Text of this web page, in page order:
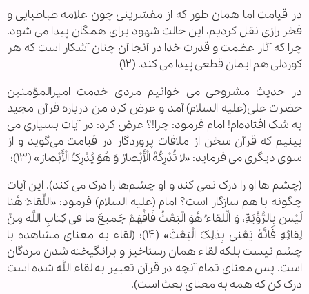
در قیامت اما همان طور که از مفسّرینی چون علامه طباطبایی و
فخر رازی نقل کردیم، این حالت شهود برای همگان پیدا می شود.
چرا که آثار عظمت و قدرت خدا در آنجا آن چنان آشکار است که هر
کوردلی هم ایمان قطعی پیدا می کند. (۱۲)
در حدیث مشروحی می خوانیم مردی خدمت امیرالمؤمنین
حضرت علی(علیه السلام) آمد و عرض کرد من درباره قرآن مجید
به شک افتاده‌ام! امام فرمود: چرا!؟ عرض کرد: در آیات بسیاری می
بینیم که قرآن سخن از ملاقات پروردگار در قیامت می‌گوید و از
سوی دیگری می فرماید: «لا تُدْرِکُهُ الْأَبْصارُ وَ هُوَ یُدْرِکُ الْأَبْصارَ» (۱۳)؛
(چشم ها او را درک نمی کند و او چشم‌ها را درک می کند). این آیات
چگونه با هم سازگار است؟ امام (علیه السلام) فرمود: «اللِّقاءُ هُنا
لَیْسَ بِالرُّؤْیَةِ، وَ الِّلقاءُ هُوَ الْبَعْثُ فَافْهَمْ جَمیعَ ما فی کِتابِ اللَّه مِنْ
لِقائِهِ فَانَّهُ یَعْنی‌ بِذلِکَ الْبَعْثَ» (۱۴‌)؛ (لقاء به معنای مشاهده با
چشم نیست بلکه لقاء همان رستاخیز و برانگیخته شدن مردگان
است. پس معنای تمام آنچه در قرآن تعبیر به لقاء اللَّه شده است
درک کن که همه به معنای بعث است).